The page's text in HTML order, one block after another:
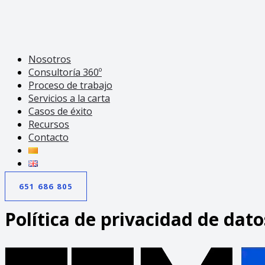
Nosotros
Consultoría 360º
Proceso de trabajo
Servicios a la carta
Casos de éxito
Recursos
Contacto
651 686 805
Política de privacidad de